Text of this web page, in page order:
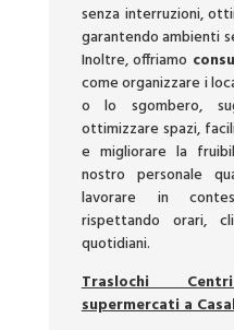
senza interruzioni,
garantendo ambienti
Inoltre, offriamo
come organizzare i
o lo sgombero,
ottimizzare spazi,
e migliorare la
nostro personale
lavorare in
rispettando orari,
quotidiani.
Traslochi
supermercati a